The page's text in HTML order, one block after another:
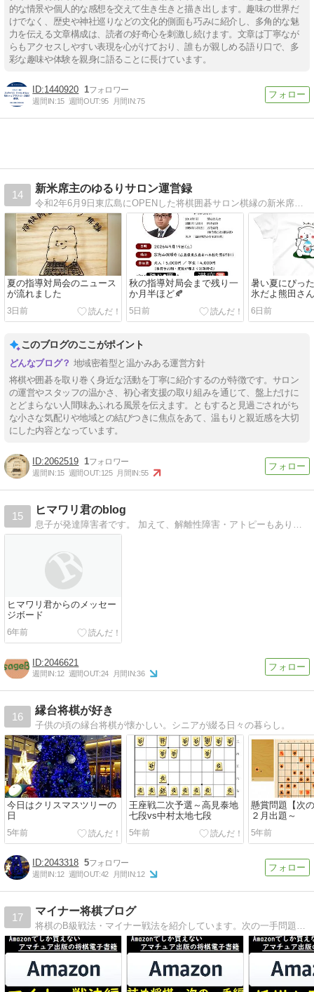
的な情景や個人的な感想を交えて生き生きと描き出します。趣味の世界だ
けでなく、歴史や神社巡りなどの文化的側面も巧みに紹介し、多角的な魅
力を伝える文章構成は、読者の好奇心を刺激し続けます。文章は丁寧なが
らもアクセスしやすい表現を心がけており、誰もが親しめる語り口で、多
彩な趣味や体験を親身に語ることに長けています。
1440920 1
週間IN:15 週間OUT:95 月間IN:75
14
新米席主のゆるりサロン運営録
令和2年6月9日東広島にOPENした将棋囲碁サロン棋縁の新米席主です。JMSA認定まなび将棋公認インストラクタ−としても活動しています。
夏の指導対局会のニュース
が流れました
3日前
秋の指導対局会まで残り一
か月半ほど🍂
5日前
暑い夏にぴっ
氷だよ熊田さ
6日前
このブログのここがポイント
地域密着型と温かみある運営方針
将棋や囲碁を取り巻く身近な活動を丁寧に紹介するのが特徴です。サロン
の運営やスタッフの温かさ、初心者支援の取り組みを通じて、盤上だけに
とどまらない人間味あふれる風景を伝えます。ともすると見過ごされがち
な小さな気配りや地域との結びつきに焦点をあて、温もりと親近感を大切
にした内容となっています。
2062519 1
週間IN:15 週間OUT:125 月間IN:55
15
ヒマワリ君のblog
息子が発達障害者です。 加えて、解離性障害・アトピーもあります。 当事者、ご家族がより楽しい、安心できる日々を送られることを目指して綴っていきたい。
ヒマワリ君からのメッセー
ジボード
6年前
2046621
週間IN:12 週間OUT:24 月間IN:36
16
縁台将棋が好き
子供の頃の縁台将棋が懐かしい。シニアが綴る日々の暮らし。
今日はクリスマスツリーの
日
5年前
王座戦二次予選～高見泰地
七段vs中村太地七段
5年前
懸賞問題【次
２月出題～
5年前
2043318 5
週間IN:12 週間OUT:42 月間IN:12
17
マイナー将棋ブログ
将棋のB級戦法・マイナー戦法を紹介しています。次の一手問題、プロ棋士の対局、Amazonkindle書籍も紹介。